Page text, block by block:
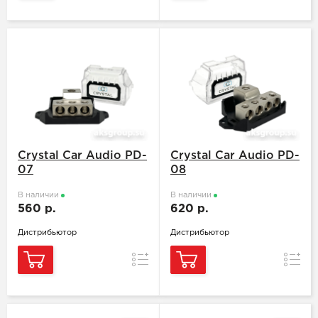
Crystal Car Audio PD-
07
В наличии
560 р.
Дистрибьютор
Сравнение
Crystal Car Audio PD-
08
В наличии
620 р.
Дистрибьютор